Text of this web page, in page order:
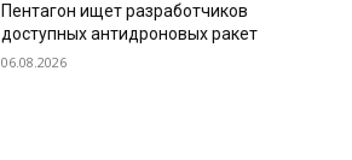
Пентагон ищет разработчиков
доступных антидроновых ракет
06.08.2026